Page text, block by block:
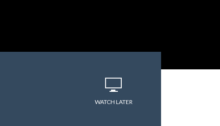
WATCH LATER